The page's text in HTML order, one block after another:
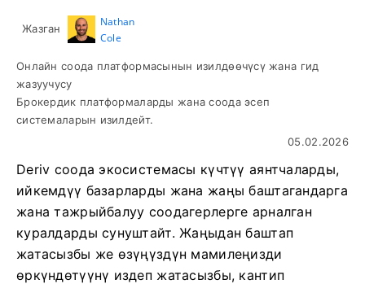
Жазган
Nathan
Cole
Онлайн соода платформасынын изилдөөчүсү жана гид
жазуучусу
Брокердик платформаларды жана соода эсеп
системаларын изилдейт.
05.02.2026
Deriv соода экосистемасы күчтүү аянтчаларды,
ийкемдүү базарларды жана жаңы баштагандарга
жана тажрыйбалуу соодагерлерге арналган
куралдарды сунуштайт. Жаңыдан баштап
жатасызбы же өзүңүздүн мамилеңизди
өркүндөтүүнү издеп жатасызбы, кантип